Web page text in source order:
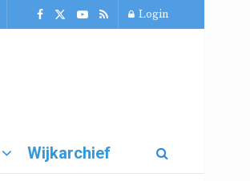
Login
Wijkarchief